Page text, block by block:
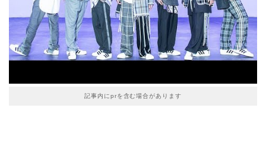
記事内にprを含む場合があります